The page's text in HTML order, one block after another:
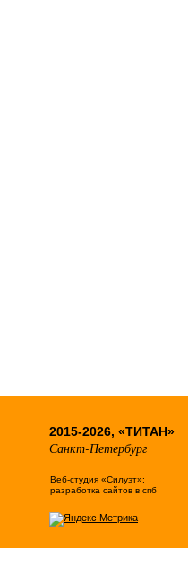
2015-2026, «ТИТАН»
Санкт-Петербург
Веб-студия «Силуэт»:
разработка сайтов в спб